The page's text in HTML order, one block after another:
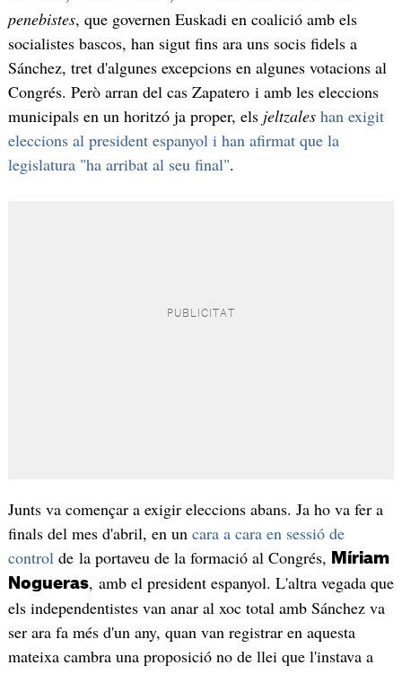
penebistes, que governen Euskadi en coalició amb els
socialistes bascos, han sigut fins ara uns socis fidels a
Sánchez, tret d'algunes excepcions en algunes votacions al
Congrés. Però arran del cas Zapatero i amb les eleccions
municipals en un horitzó ja proper, els jeltzales han exigit
eleccions al president espanyol i han afirmat que la
legislatura "ha arribat al seu final".
Junts va començar a exigir eleccions abans. Ja ho va fer a
finals del mes d'abril, en un cara a cara en sessió de
control de la portaveu de la formació al Congrés,
Míriam
Nogueras, amb el president espanyol. L'altra vegada que
els independentistes van anar al xoc total amb Sánchez va
ser ara fa més d'un any, quan van registrar en aquesta
mateixa cambra una proposició no de llei que l'instava a